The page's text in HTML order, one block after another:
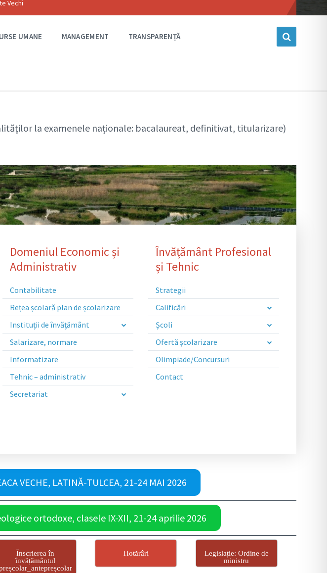
Vechi
UMANE MANAGEMENT TRANSPARENȚĂ
la examenele naționale: bacalaureat, definitivat, titularizare)
Domeniul Economic și
Administrativ
Contabilitate
Rețea școlară plan de școlarizare
Instituții de învățământ
Salarizare, normare
Informatizare
Tehnic – administrativ
Secretariat
Învățământ Profesional
și Tehnic
Strategii
Calificări
Școli
Ofertă școlarizare
Olimpiade/Concursuri
Contact
VECHE, LATINĂ-TULCEA, 21-24 MAI 2026
ortodoxe, clasele IX-XII, 21-24 aprilie 2026
Înscrierea în
învățământul
Hotărâri
Legislație: Ordine de
ministru